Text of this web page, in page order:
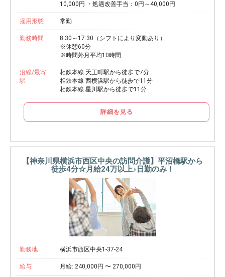
10,000円 ・処遇改善手当：0円～40,000円
雇用形態 常勤
勤務時間
8:30～17:30（シフトにより変動あり）
※休憩60分
※時間外月平均10時間
沿線/最寄
駅
相鉄本線 天王町駅から徒歩で7分
相鉄本線 西横浜駅から徒歩で11分
相鉄本線 星川駅から徒歩で11分
詳細を見る
【神奈川県横浜市西区中央の訪問介護】平沼橋駅から
徒歩4分☆月給24万以上♪日勤のみ！
勤務地 横浜市西区中央1-37-24
給与 月給: 240,000円 〜 270,000円